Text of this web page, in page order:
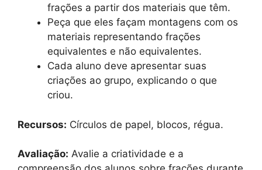
frações a partir dos materiais que têm.
Peça que eles façam montagens com os
materiais representando frações
equivalentes e não equivalentes.
Cada aluno deve apresentar suas
criações ao grupo, explicando o que
criou.
Recursos: Círculos de papel, blocos, régua.
Avaliação: Avalie a criatividade e a